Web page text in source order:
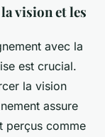
vision et les
avec la
est crucial.
la vision
assure
perçus comme